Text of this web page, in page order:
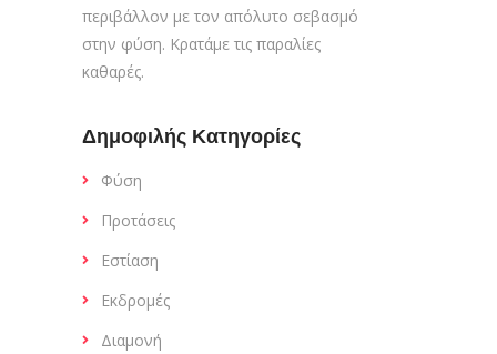
περιβάλλον με τον απόλυτο σεβασμό
στην φύση. Κρατάμε τις παραλίες
καθαρές.
Δημοφιλής Κατηγορίες
Φύση
Προτάσεις
Εστίαση
Εκδρομές
Διαμονή